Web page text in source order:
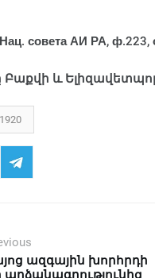
совета АИ РА,
և
ազգային խորհրդի